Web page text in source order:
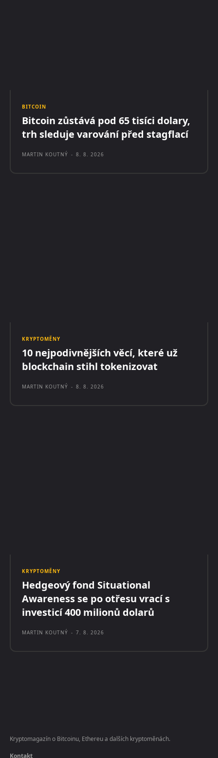
BITCOIN
Bitcoin zůstává pod 65 tisíci dolary,
trh sleduje varování před stagflací
MARTIN KOUTNÝ - 8. 8. 2026
KRYPTOMĚNY
10 nejpodivnějších věcí, které už
blockchain stihl tokenizovat
MARTIN KOUTNÝ - 8. 8. 2026
KRYPTOMĚNY
Hedgeový fond Situational
Awareness se po otřesu vrací s
investicí 400 milionů dolarů
MARTIN KOUTNÝ - 7. 8. 2026
Kryptomagazín o Bitcoinu, Ethereu a dalších kryptoměnách.
Kontakt